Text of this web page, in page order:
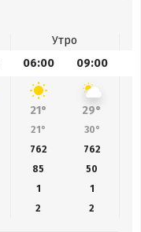
Утро
06:00 09:00
21° 29°
21° 30°
762 762
85 50
1
1
2 2